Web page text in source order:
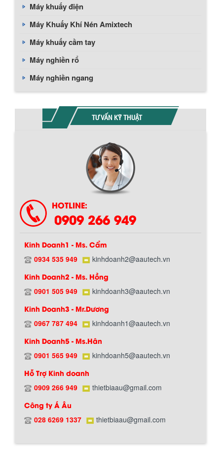
Máy khuấy điện
Máy Khuấy Khí Nén Amixtech
Máy khuấy cầm tay
Máy nghiền rổ
Máy nghiền ngang
TƯ VẤN KỸ THUẬT
HOTLINE:
0909 266 949
Kinh Doanh1 - Ms. Cẩm
0934 535 949 kinhdoanh2@aautech.vn
Kinh Doanh2 - Ms. Hồng
0901 505 949 kinhdoanh3@aautech.vn
Kinh Doanh3 - Mr.Dương
0967 787 494 kinhdoanh1@aautech.vn
Kinh Doanh5 - Ms.Hân
0901 565 949 kinhdoanh5@aautech.vn
Hỗ Trợ Kinh doanh
0909 266 949 thietbiaau@gmail.com
Công ty Á Âu
028 6269 1337 thietbiaau@gmail.com
Chính sách giao hàng